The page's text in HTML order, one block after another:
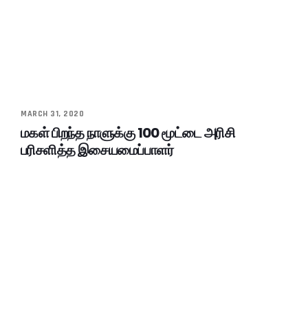
MARCH 31, 2020
மகள் பிறந்த நாளுக்கு 100 மூட்டை அரிசி
பரிசளித்த இசையமைப்பாளர்